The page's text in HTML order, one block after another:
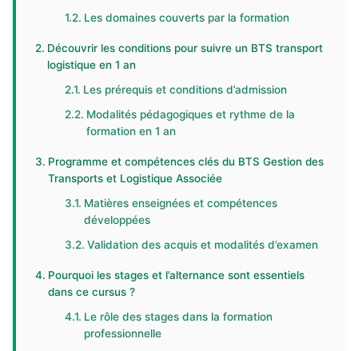
Les domaines couverts par la formation
Découvrir les conditions pour suivre un BTS transport
logistique en 1 an
Les prérequis et conditions d’admission
Modalités pédagogiques et rythme de la
formation en 1 an
Programme et compétences clés du BTS Gestion des
Transports et Logistique Associée
Matières enseignées et compétences
développées
Validation des acquis et modalités d’examen
Pourquoi les stages et l’alternance sont essentiels
dans ce cursus ?
Le rôle des stages dans la formation
professionnelle